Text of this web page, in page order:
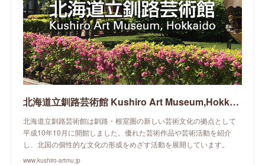
北海道立釧路芸術館 Kushiro Art Museum,Hokkaido
北海道立釧路芸術館は釧路・根室圏の新しい芸術文化の拠点として
平成10年10月に開館しました。優れた芸術作品や芸術活動を紹介
し、北国の個性的な文化の形成をめざす活動を展開しています。
www.kushiro-artmu.jp